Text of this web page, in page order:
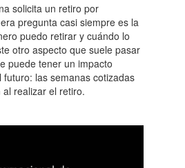
solicita un retiro por
pregunta casi siempre es la
puedo retirar y cuándo lo
otro aspecto que suele pasar
puede tener un impacto
futuro: las semanas cotizadas
realizar el retiro.